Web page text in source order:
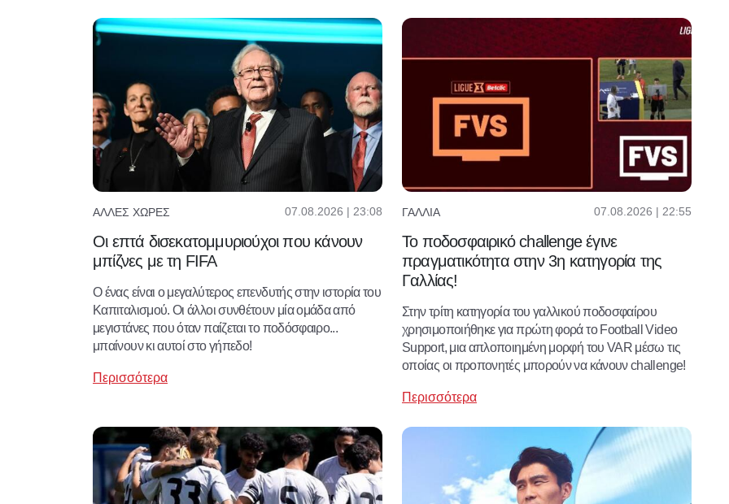
ΆΛΛΕΣ ΧΏΡΕΣ 07.08.2026 | 23:08
Οι επτά δισεκατομμυριούχοι που κάνουν
μπίζνες με τη FIFA
Ο ένας είναι ο μεγαλύτερος επενδυτής στην ιστορία του
Καπιταλισμού. Οι άλλοι συνθέτουν μία ομάδα από
μεγιστάνες που όταν παίζεται το ποδόσφαιρο...
μπαίνουν κι αυτοί στο γήπεδο!
Περισσότερα
ΓΑΛΛΊΑ 07.08.2026 | 22:55
Το ποδοσφαιρικό challenge έγινε
πραγματικότητα στην 3η κατηγορία της
Γαλλίας!
Στην τρίτη κατηγορία του γαλλικού ποδοσφαίρου
χρησιμοποιήθηκε για πρώτη φορά το Football Video
Support, μια απλοποιημένη μορφή του VAR μέσω τις
οποίας οι προπονητές μπορούν να κάνουν challenge!
Περισσότερα